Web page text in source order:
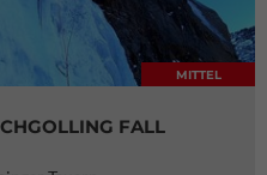
MITTEL
FALL